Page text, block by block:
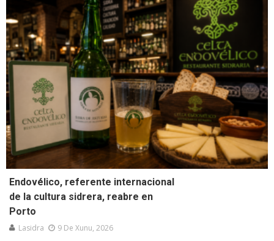
Endovélico, referente internacional
de la cultura sidrera, reabre en
Porto
Lasidra 9 De Xunu, 2026